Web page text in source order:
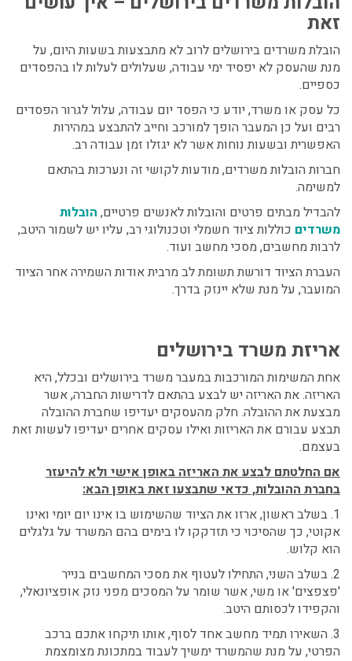
זאת
הובלת משרדים בירושלים לרוב לא מתבצעות בשעות היום, על
מנת שהעסק לא יפסיד ימי עבודה, שעלולים לעלות לו בהפסדים
כספיים.
כל עסק או משרד, יודע כי הפסד יום עבודה, עלול לגרור הפסדים
רבים ועל כן המעבר הופך למורכב וחייב להתבצע במהירות
האפשרית ובשעות נוחות אשר לא יגזלו זמן עבודה רב.
חברות הובלות משרדים, מודעות לקושי זה ונערכות בהתאם
למשימה.
להבדיל מבתים פרטים והובלות לאנשים פרטיים, הובלות
משרדים כוללות ציוד חשמלי וטכנולוגי רב, עליו יש לשמור היטב,
לרבות מחשבים, מסכי מחשב ועוד.
העברת הציוד דורשת תשומת לב מרבית אודות השמירה אחר הציוד
המועבר, על מנת שלא יינזק בדרך.
אריזת משרד בירושלים
אחת המשימות המורכבות במעבר משרד בירושלים ובכלל, היא
האריזה.את האריזה יש לבצע בהתאם לדרישות החברה, אשר
מבצעת את ההובלה. חלק מהעסקים יעדיפו שחברת ההובלה
תבצע עבורם את האריזות ואילו עסקים אחרים יעדיפו לעשות זאת
בעצמם.
אם החלטתם לבצע את האריזה באופן אישי ולא להיעזר
בחברת ההובלות, כדאי שתבצעו זאת באופן הבא:
1. בשלב ראשון, ארזו את הציוד שהשימוש בו אינו יום יומי ואינו
אקוטי, כך שהסיכוי כי תזדקקו לו בימים בהם המשרד על גלגלים
הוא קלוש.
2. בשלב השני, התחילו לעטוף את מסכי המחשבים בנייר
'פצפצים' או משי, אשר שומר על המסכים מפני נזק אופציונאלי,
והקפידו לכסותם היטב.
3. השאירו תמיד מחשב אחד לסוף, אותו תיקחו אתכם ברכב
הפרטי, על מנת שהמשרד ימשיך לעבוד במתכונת מצומצמת